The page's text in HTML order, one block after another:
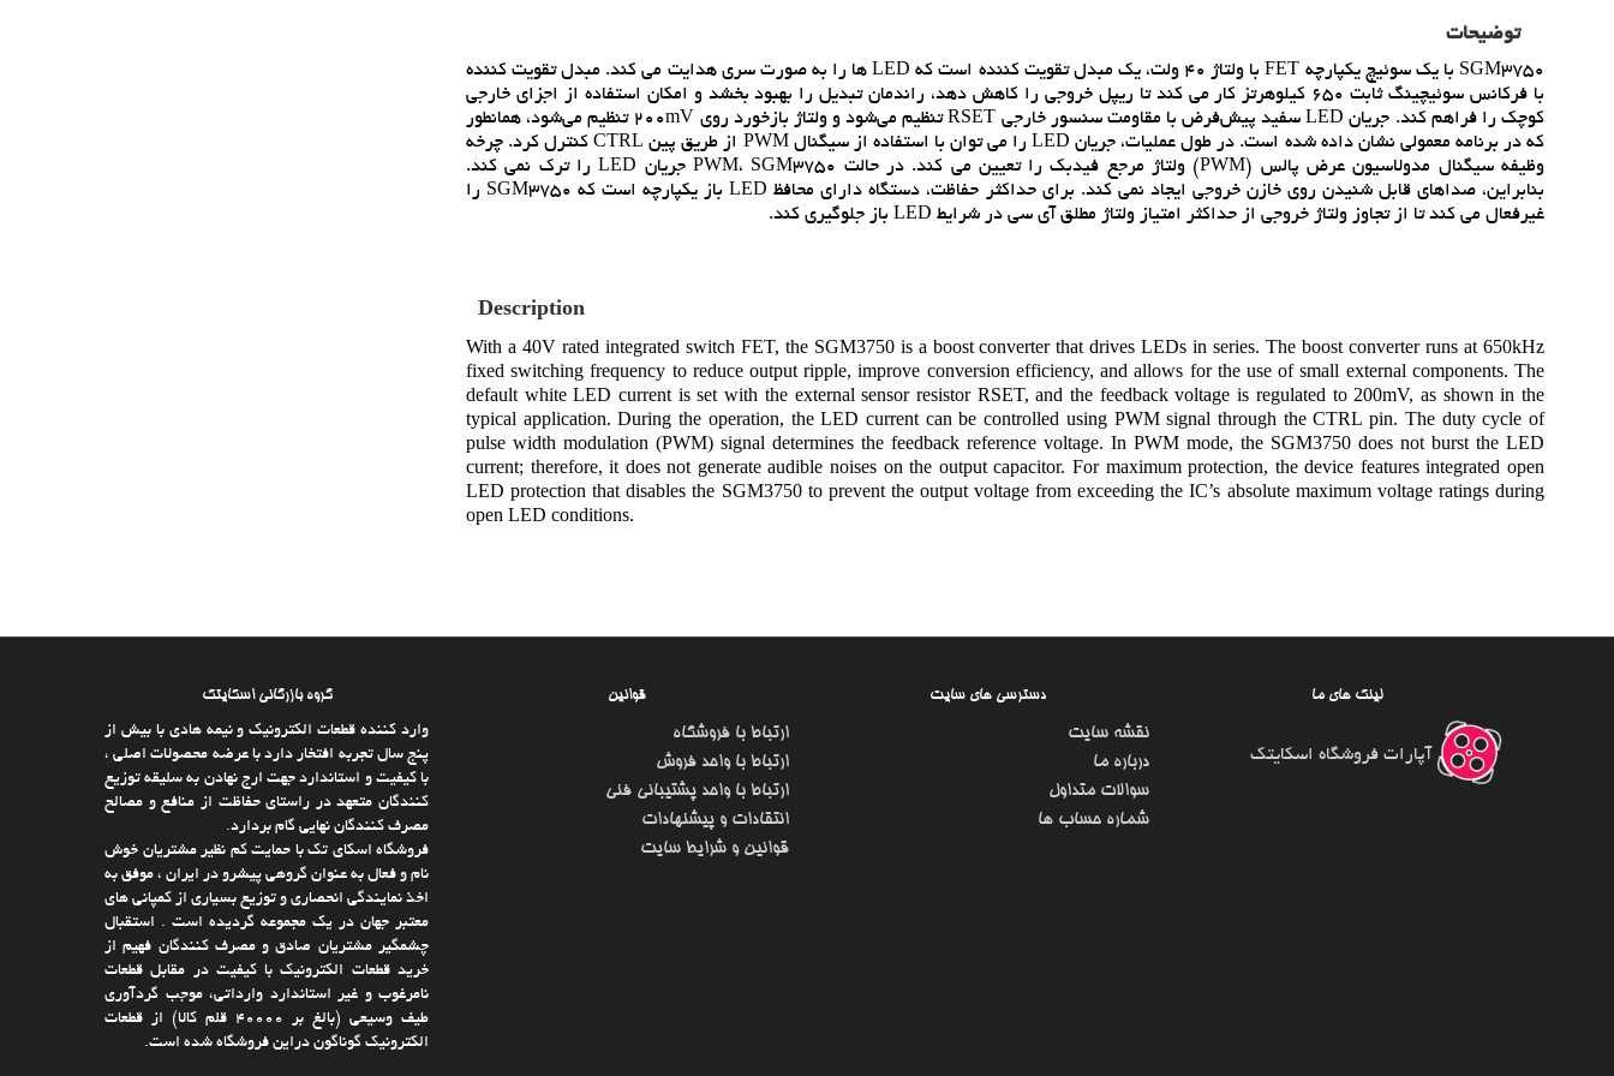
توضیحات
SGM3750 با يک سوئيچ يکپارچه FET با ولتاژ 40 ولت، يک مبدل تقويت کننده است که LED ها را به صورت سري هدايت مي کند. مبدل تقويت کننده
با فرکانس سوئيچينگ ثابت 650 کيلوهرتز کار مي کند تا ريپل خروجي را کاهش دهد، راندمان تبديل را بهبود بخشد و امکان استفاده از اجزاي خارجي
کوچک را فراهم کند. جريان LED سفيد پيش‌فرض با مقاومت سنسور خارجي RSET تنظيم مي‌شود و ولتاژ بازخورد روي 200mV تنظيم مي‌شود، همانطور
که در برنامه معمولي نشان داده شده است. در طول عمليات، جريان LED را مي توان با استفاده از سيگنال PWM از طريق پين CTRL کنترل کرد. چرخه
وظيفه سيگنال مدولاسيون عرض پالس (PWM) ولتاژ مرجع فيدبک را تعيين مي کند. در حالت PWM، SGM3750 جريان LED را ترک نمي کند.
بنابراين، صداهاي قابل شنيدن روي خازن خروجي ايجاد نمي کند. براي حداکثر حفاظت، دستگاه داراي محافظ LED باز يکپارچه است که SGM3750 را
غيرفعال مي کند تا از تجاوز ولتاژ خروجي از حداکثر امتياز ولتاژ مطلق آي سي در شرايط LED باز جلوگيري کند.
Description
With a 40V rated integrated switch FET, the SGM3750 is a boost converter that drives LEDs in series. The boost converter runs at 650kHz
fixed switching frequency to reduce output ripple, improve conversion efficiency, and allows for the use of small external components. The
default white LED current is set with the external sensor resistor RSET, and the feedback voltage is regulated to 200mV, as shown in the
typical application. During the operation, the LED current can be controlled using PWM signal through the CTRL pin. The duty cycle of
pulse width modulation (PWM) signal determines the feedback reference voltage. In PWM mode, the SGM3750 does not burst the LED
current; therefore, it does not generate audible noises on the output capacitor. For maximum protection, the device features integrated open
LED protection that disables the SGM3750 to prevent the output voltage from exceeding the IC’s absolute maximum voltage ratings during
open LED conditions.
گروه بازرگانی اسکایتک
وارد كننده قطعات الکترونیک و نیمه هادی با بیش از
پنج سال تجربه افتخار دارد با عرضه محصولات اصلی ،
با كیفیت و استاندارد جهت ارج نهادن به سلیقه توزیع
كنندگان متعهد در راستای حفاظت از منافع و مصالح
مصرف كنندگان نهایی گام بردارد.
فروشگاه اسکای تک با حمایت كم نظیر مشتریان خوش
نام و فعال به عنوان گروهی پیشرو در ایران ، موفق به
اخذ نمایندگی انحصاری و توزیع بسیاری از كمپانی های
معتبر جهان در یك مجموعه گردیده است . استقبال
چشمگیر مشتریان صادق و مصرف كنندگان فهیم از
خرید قطعات الکترونیک با كیفیت در مقابل قطعات
نامرغوب و غیر استاندارد وارداتی، موجب گردآوری
طیف وسیعی (بالغ بر 40000 قلم كالا)‌ از قطعات
الکترونیک گوناگون دراین فروشگاه شده است.
قوانین
ارتباط با فروشگاه
ارتباط با واحد فروش
ارتباط با واحد پشتیبانی فنی
انتقادات و پیشنهادات
قوانین و شرایط سایت
دسترسی های سایت
نقشه سایت
درباره ما
سوالات متداول
شماره حساب ها
لینک های ما
آپارات فروشگاه اسکایتک